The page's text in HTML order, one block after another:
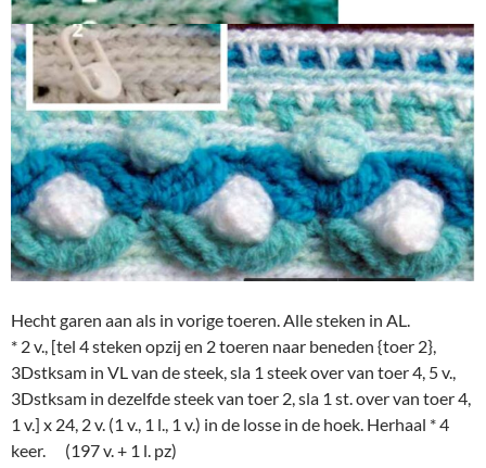
Hecht garen aan als in vorige toeren. Alle steken in AL.
* 2 v., [tel 4 steken opzij en 2 toeren naar beneden {toer 2},
3Dstksam in VL van de steek, sla 1 steek over van toer 4, 5 v.,
3Dstksam in dezelfde steek van toer 2, sla 1 st. over van toer 4,
1 v.] x 24, 2 v. (1 v., 1 l., 1 v.) in de losse in de hoek. Herhaal * 4
keer. (197 v. + 1 l. pz)